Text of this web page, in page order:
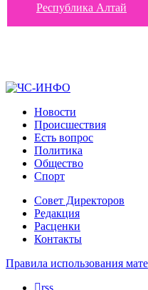
Республика Алтай
Новости
Происшествия
Есть вопрос
Политика
Общество
Спорт
Совет Директоров
Редакция
Расценки
Контакты
Правила использования